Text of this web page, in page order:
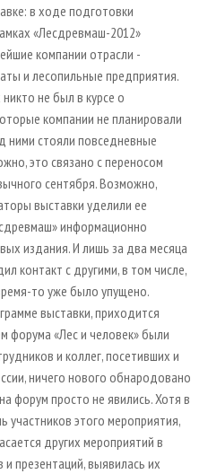
в ходе подготовки
«Лесдревмаш-2012»
компании отрасли -
и лесопильные предприятия.
не был в курсе о
компании не планировали
ними стояли повседневные
это связано с переносом
сентября. Возможно,
выставки уделили ее
информационно
издания. И лишь за два месяца
контакт с другими, в том числе,
то уже было упущено.
выставки, приходится
форума «Лес и человек» были
и коллег, посетивших и
ничего нового обнародовано
форум просто не явились. Хотя в
участников этого мероприятия,
других мероприятий в
презентаций, выявилась их